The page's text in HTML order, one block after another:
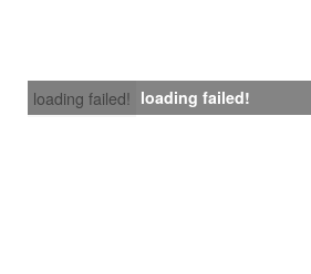
loading failed! loading failed!